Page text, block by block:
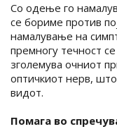
Со одење го
се бориме против
намалување на
премногу течност
зголемува очниот
оптичкиот нерв,
видот.
Помага во